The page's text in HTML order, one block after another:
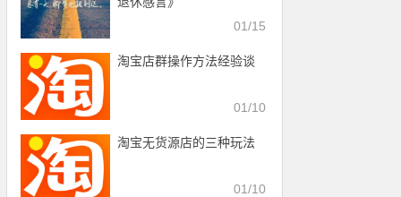
01/15
淘宝店群操作方法经验谈
01/10
淘宝无货源店的三种玩法
01/10